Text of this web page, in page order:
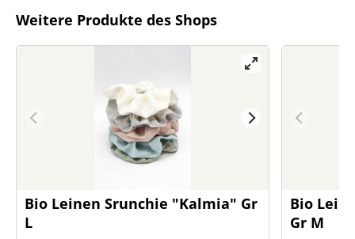
Weitere Produkte des Shops
Bio Leinen Srunchie "Kalmia" Gr
L
Bio
Gr M